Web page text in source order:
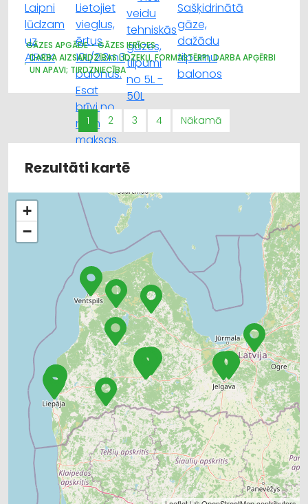
GĀZES APGĀDE
GĀZES IERĪCES
DARBA AIZSARDZĪBAS LĪDZEKĻI, FORMASTĒRPI, DARBA APĢĒRBI
UN APAVI; TIRDZNIECĪBA
METĀLAPSTRĀDES IEKĀRTAS UN INSTRUMENTI
1 2 3 4 Nākamā
Rezultāti kartē
+
−